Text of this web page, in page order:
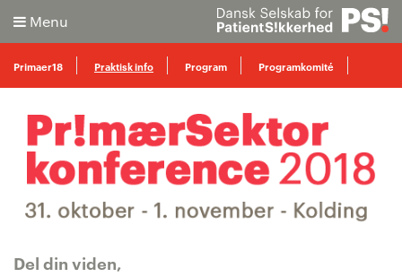
Menu
Søg
Primaer18 Praktisk info Program Programkomité
Del din viden,